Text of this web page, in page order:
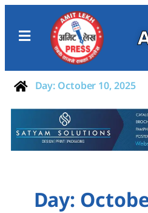
Day: October 10, 2025
Day: